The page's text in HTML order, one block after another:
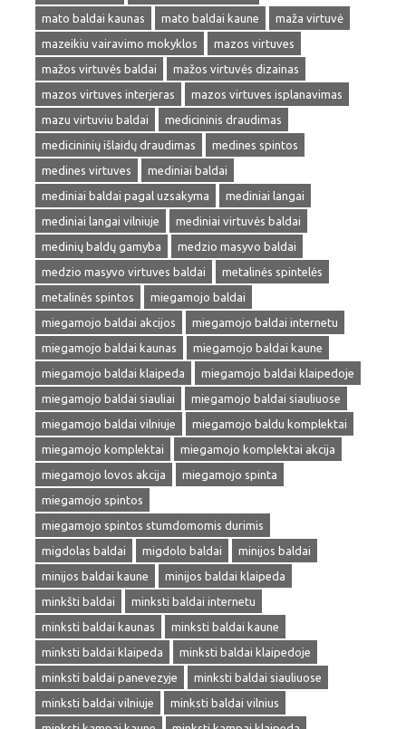
mato baldai kaunas
mato baldai kaune
maža virtuvė
mazeikiu vairavimo mokyklos
mazos virtuves
mažos virtuvės baldai
mažos virtuvės dizainas
mazos virtuves interjeras
mazos virtuves isplanavimas
mazu virtuviu baldai
medicininis draudimas
medicininių išlaidų draudimas
medines spintos
medines virtuves
mediniai baldai
mediniai baldai pagal uzsakyma
mediniai langai
mediniai langai vilniuje
mediniai virtuvės baldai
medinių baldų gamyba
medzio masyvo baldai
medzio masyvo virtuves baldai
metalinės spintelės
metalinės spintos
miegamojo baldai
miegamojo baldai akcijos
miegamojo baldai internetu
miegamojo baldai kaunas
miegamojo baldai kaune
miegamojo baldai klaipeda
miegamojo baldai klaipedoje
miegamojo baldai siauliai
miegamojo baldai siauliuose
miegamojo baldai vilniuje
miegamojo baldu komplektai
miegamojo komplektai
miegamojo komplektai akcija
miegamojo lovos akcija
miegamojo spinta
miegamojo spintos
miegamojo spintos stumdomomis durimis
migdolas baldai
migdolo baldai
minijos baldai
minijos baldai kaune
minijos baldai klaipeda
minkšti baldai
minksti baldai internetu
minksti baldai kaunas
minksti baldai kaune
minksti baldai klaipeda
minksti baldai klaipedoje
minksti baldai panevezyje
minksti baldai siauliuose
minksti baldai vilniuje
minksti baldai vilnius